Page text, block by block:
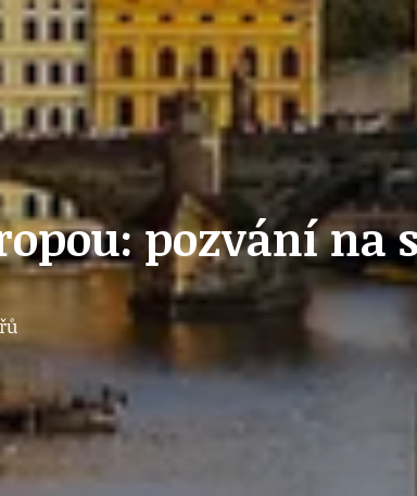
OBČANSKÁ SPOLEČNOST
OBECNÍ ZPRAVODAJE
OBRAZEM, ZVUKEM
OSOBNOST
pozvání na